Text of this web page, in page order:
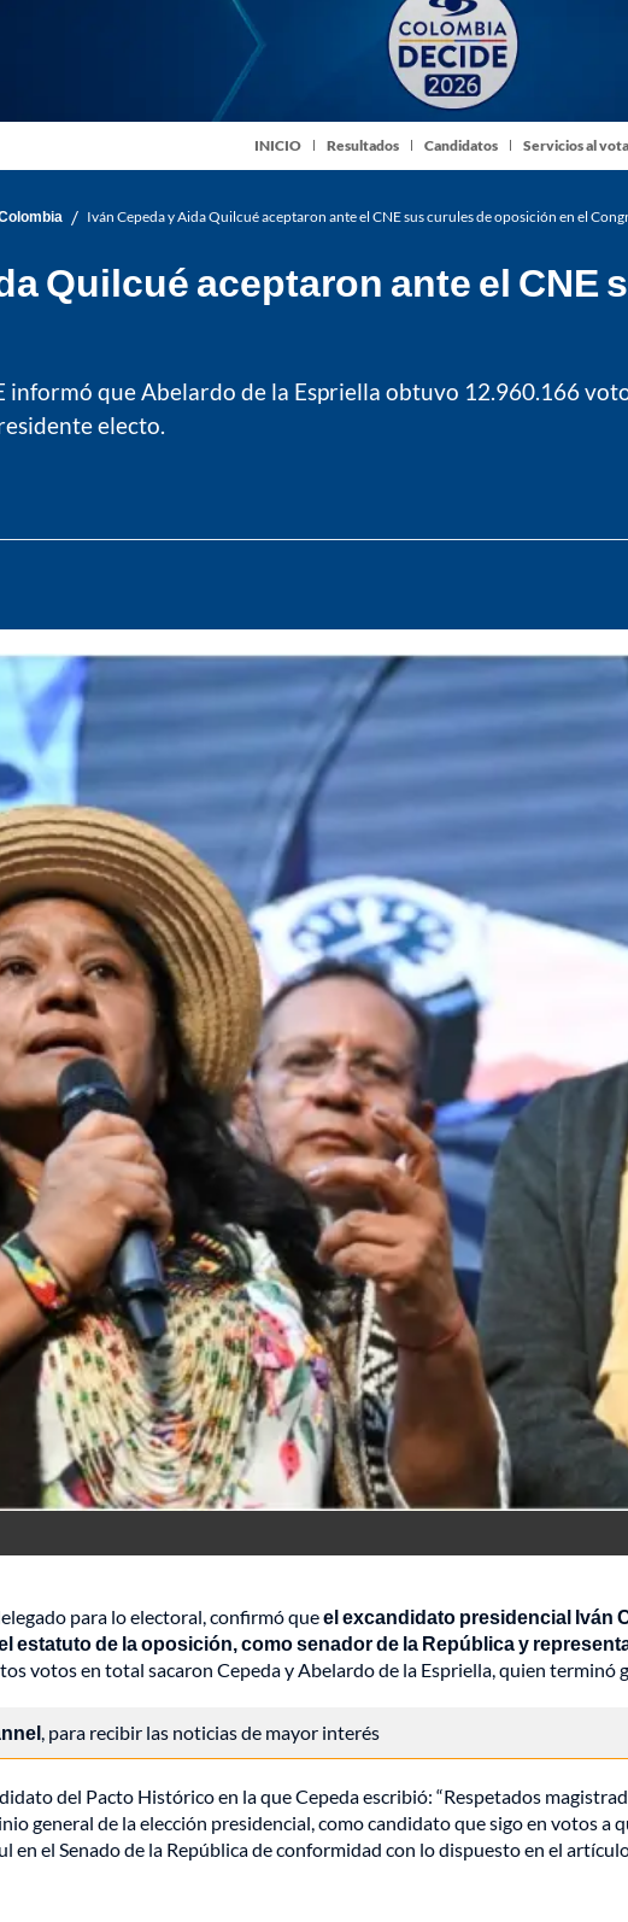
INICIO Resultados Candidatos Servicios al
/ Iván Cepeda y Aida Quilcué aceptaron ante el CNE sus curules de oposición en el
Quilcué aceptaron ante el
informó que Abelardo de la Espriella obtuvo 12.960.166
electo.
para lo electoral, confirmó queel excandidato presidencial Iván
estatuto de la oposición, como senador de la República y
votos en total sacaron Cepeda y Abelardo de la Espriella, quien terminó
, para recibir las noticias de mayor interés
del Pacto Histórico en la que Cepeda escribió: “Respetados
general de la elección presidencial, como candidato que sigo en votos
en el Senado de la República de conformidad con lo dispuesto en el